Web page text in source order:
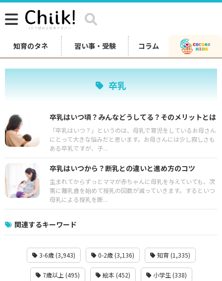
知育のタネ 習い事・受験 コラム
卒乳
卒乳はいつ頃？みんなどうしてる？そのメリットとは
「卒乳はいつ？」というのは、母乳で育児をしているお母さん
にとって大きな悩みだと思います。お母さんには少し寂しさも
ある卒乳ですが、子...
卒乳はいつから？断乳との違いと進め方のコツ
生まれてからずっとママが赤ちゃんに母乳を与えていても、次
第に離乳食を始めて授乳の回数が減っていきます。するといつ
母乳による授乳を断...
関連するキーワード
3-6歳 (3,943) 0-2歳 (3,136) 知育 (1,335)
7歳以上 (495) 絵本 (452) 小学生 (338)